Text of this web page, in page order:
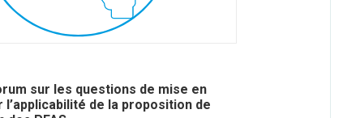
sur les questions de mise en
de la proposition de